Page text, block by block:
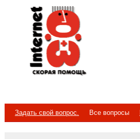
Internet
Скорая помощь
Задать свой вопрос. Все вопросы